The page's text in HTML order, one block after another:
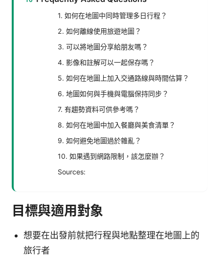
1. 如何在地圖中同時管理多日行程？
2. 如何離線使用旅遊地圖？
3. 可以將地圖分享給朋友嗎？
4. 影像和註解可以一起保存嗎？
5. 如何在地圖上加入交通路線與時間估算？
6. 地圖如何與手機與電腦保持同步？
7. 有趨勢資料可供參考嗎？
8. 如何在地圖中加入餐廳與美食清單？
9. 如何避免地圖過於雜亂？
10. 如果遇到網路限制，該怎麼辦？
Sources:
目標與適用對象
想要在出發前就把行程與地點整理在地圖上的
旅行者